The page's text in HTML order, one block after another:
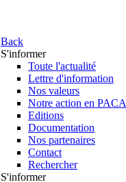
Back
S'informer
Toute l'actualité
Lettre d'information
Nos valeurs
Notre action en PACA
Editions
Documentation
Nos partenaires
Contact
Rechercher
S'informer